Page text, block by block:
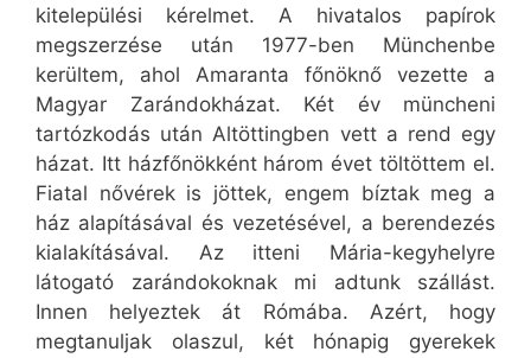
kitelepülési kérelmet. A hivatalos papírok
megszerzése után 1977-ben Münchenbe
kerültem, ahol Amaranta főnöknő vezette a
Magyar Zarándokházat. Két év müncheni
tartózkodás után Altöttingben vett a rend egy
házat. Itt házfőnökként három évet töltöttem el.
Fiatal nővérek is jöttek, engem bíztak meg a
ház alapításával és vezetésével, a berendezés
kialakításával. Az itteni Mária-kegyhelyre
látogató zarándokoknak mi adtunk szállást.
Innen helyeztek át Rómába. Azért, hogy
megtanuljak olaszul, két hónapig gyerekek